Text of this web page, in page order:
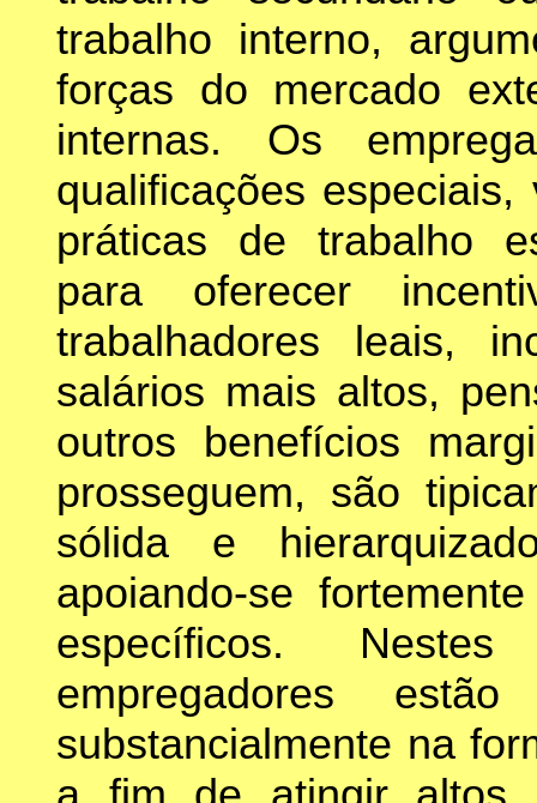
trabalho interno,
forças do mercado
internas. Os
qualificações
práticas de trabalho
para oferecer
trabalhadores leais,
salários mais altos,
outros benefícios
prosseguem, são
sólida e
apoiando-se
específicos.
empregadores
substancialmente na